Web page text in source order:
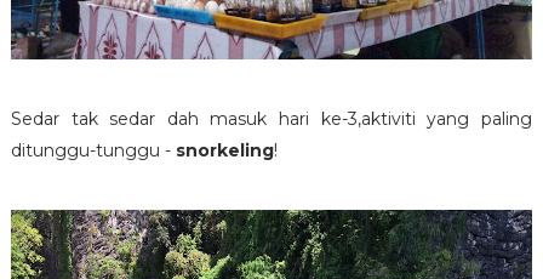
Sedar tak sedar dah masuk hari ke-3,aktiviti yang paling
ditunggu-tunggu - snorkeling!